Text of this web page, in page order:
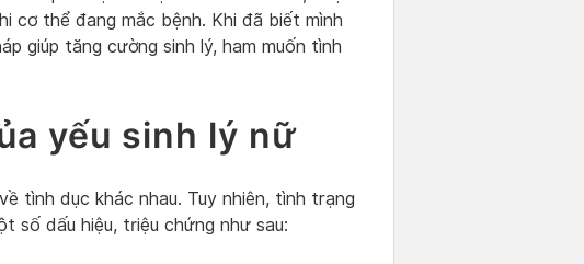
cơ thể đang mắc bệnh. Khi đã biết mình
giúp tăng cường sinh lý, ham muốn tình
yếu sinh lý nữ
tình dục khác nhau. Tuy nhiên, tình trạng
số dấu hiệu, triệu chứng như sau: